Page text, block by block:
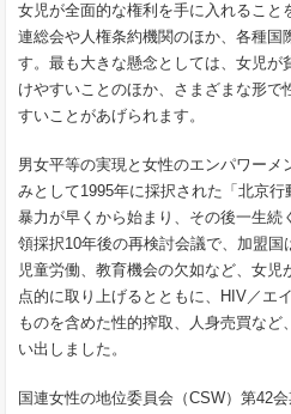
女児が全面的な権利を手に入れること
連総会や人権条約機関のほか、各種国
す。最も大きな懸念としては、女児が
けやすいことのほか、さまざまな形
すいことがあげられます。
男女平等の実現と女性のエンパワーメ
みとして1995年に採択された「北京
暴力が早くから始まり、その後一生続
領採択10年後の再検討会議で、加盟国
児童労働、教育機会の欠如など、女
点的に取り上げるとともに、HIV／エ
ものを含めた性的搾取、人身売買な
い出しました。
国連女性の地位委員会（CSW）第42